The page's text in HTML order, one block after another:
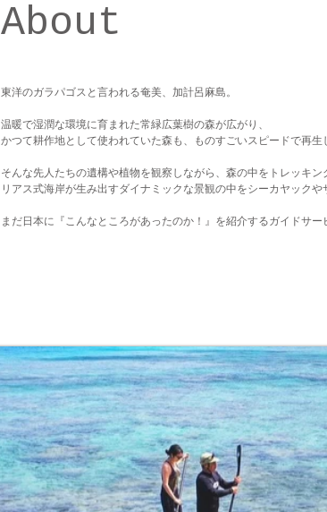
About
東洋のガラパゴスと言われる奄美、加計呂麻島。
温暖で湿潤な環境に育まれた常緑広葉樹の森が広がり、
かつて耕作地として使われていた森も、
ものすごいスピードで再生
そんな先人たちの遺構や植物を観察しながら、 森の中をトレッキン
リアス式海岸が生み出すダイナミックな景観の中をシーカヤックや
まだ日本に『こんなところがあったのか！』を紹介するガイドサー